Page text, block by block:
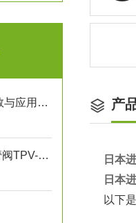
电测CT-6电解膜厚计技术参数与应用解析
池田屋新品高野TPV系列夹管阀TPV-N040正式发布
产
日本
日本
以下